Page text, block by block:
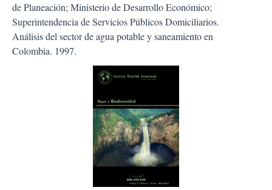
de Planeación; Ministerio de Desarrollo Económico;
Superintendencia de Servicios Públicos Domiciliarios.
Análisis del sector de agua potable y saneamiento en
Colombia. 1997.